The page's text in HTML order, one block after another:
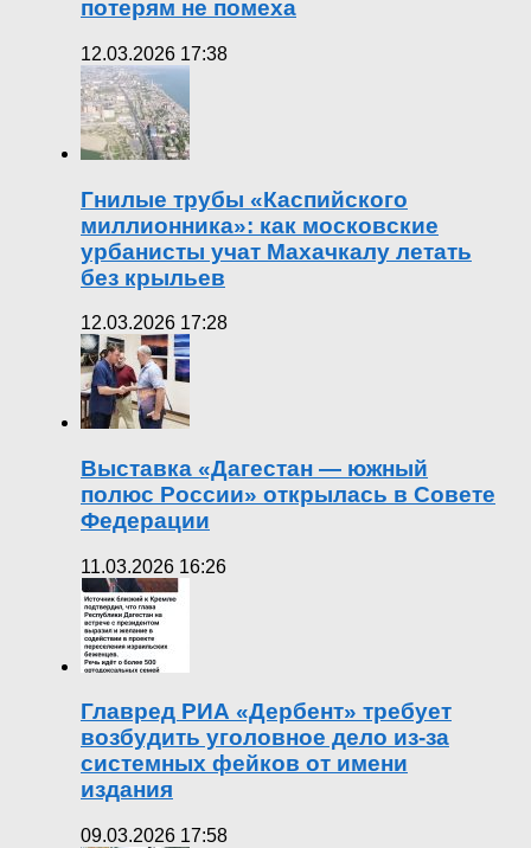
потерям не помеха
12.03.2026 17:38
Гнилые трубы «Каспийского
миллионника»: как московские
урбанисты учат Махачкалу летать
без крыльев
12.03.2026 17:28
Выставка «Дагестан — южный
полюс России» открылась в Совете
Федерации
11.03.2026 16:26
Главред РИА «Дербент» требует
возбудить уголовное дело из-за
системных фейков от имени
издания
09.03.2026 17:58